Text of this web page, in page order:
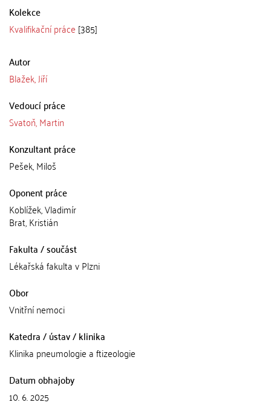
Kolekce
Kvalifikační práce [385]
Autor
Blažek, Jiří
Vedoucí práce
Svatoň, Martin
Konzultant práce
Pešek, Miloš
Oponent práce
Koblížek, Vladimír
Brat, Kristián
Fakulta / součást
Lékařská fakulta v Plzni
Obor
Vnitřní nemoci
Katedra / ústav / klinika
Klinika pneumologie a ftizeologie
Datum obhajoby
10. 6. 2025